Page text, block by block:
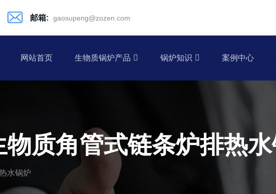
邮箱: gaosupeng@zozen.com
网站首页 生物质锅炉产品 锅炉知识 案例中心
质角管式链条炉排热
水锅炉